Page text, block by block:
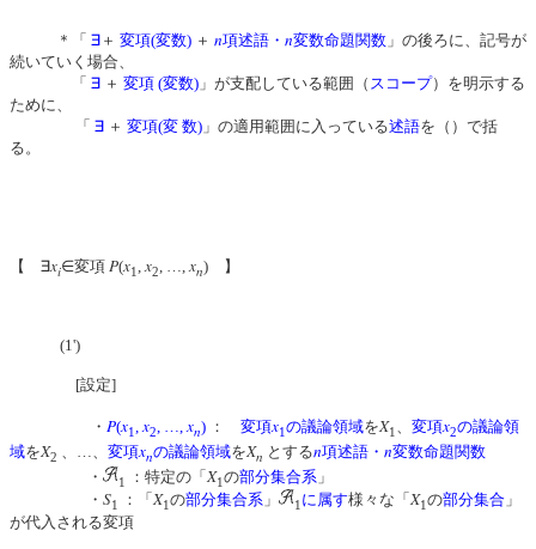
＊「 ∃ ＋ 変項(変数) ＋ n項述語・ n変数命題関数 」の後ろに、記号が
続いていく場合、
「 ∃ ＋ 変項 (変数) 」が支配している範囲（ スコープ）を明示する
ために、
「 ∃ ＋ 変項(変 数) 」の適用範囲に入っている述語を（）で括
る。
【 ∃xi∈変項 P(x1 x2 xn) 】
(1')
[設定]
・ P(x1,x2, …,xn) ： 変項x1の議論領域をX1 、 変項x2の議論領
域をX2 変項xnの議論領域をXn とするn項述語・ n変数命題関数
・
1 ：特定の「X1の部分集合系 」
・ S1 ：「 X1の部分集合系 」 1 に属す様々な「 X1の部分集合 」
が代入される変項